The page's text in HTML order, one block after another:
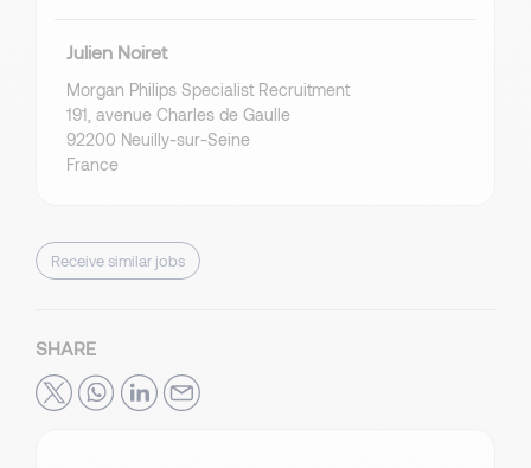
Julien Noiret
Morgan Philips Specialist Recruitment
191, avenue Charles de Gaulle
92200 Neuilly-sur-Seine
France
Receive similar jobs
SHARE